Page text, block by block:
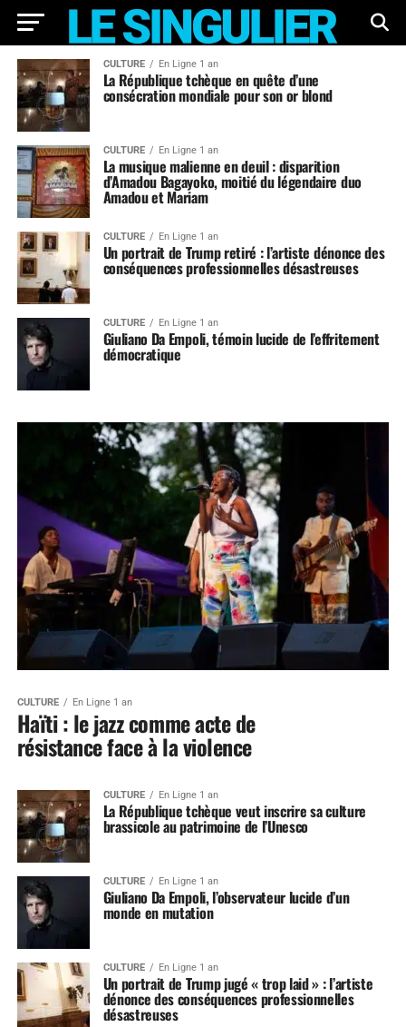
CULTURE En Ligne 1 an
La République tchèque en quête d’une
consécration mondiale pour son or blond
CULTURE En Ligne 1 an
La musique malienne en deuil : disparition
d’Amadou Bagayoko, moitié du légendaire duo
Amadou et Mariam
CULTURE En Ligne 1 an
Un portrait de Trump retiré : l’artiste dénonce des
conséquences professionnelles désastreuses
CULTURE En Ligne 1 an
Giuliano Da Empoli, témoin lucide de l’effritement
démocratique
CULTURE En Ligne 1 an
Haïti : le jazz comme acte de
résistance face à la violence
CULTURE En Ligne 1 an
La République tchèque veut inscrire sa culture
brassicole au patrimoine de l’Unesco
CULTURE En Ligne 1 an
Giuliano Da Empoli, l’observateur lucide d’un
monde en mutation
CULTURE En Ligne 1 an
Un portrait de Trump jugé « trop laid » : l’artiste
dénonce des conséquences professionnelles
désastreuses